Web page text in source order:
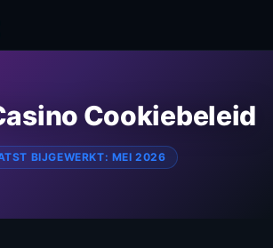
Cookiebeleid
BIJGEWERKT: MEI 2026